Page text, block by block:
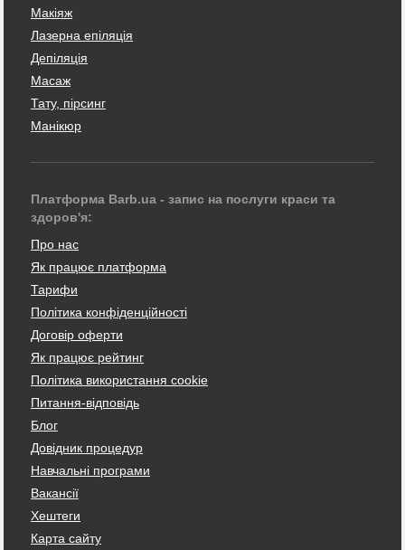
Макіяж
Лазерна епіляція
Депіляція
Масаж
Тату, пірсинг
Манікюр
Платформа Barb.ua - запис на послуги краси та
здоров'я:
Про нас
Як працює платформа
Тарифи
Політика конфіденційності
Договір оферти
Як працює рейтинг
Політика використання cookie
Питання-відповідь
Блог
Довідник процедур
Навчальні програми
Вакансії
Хештеги
Карта сайту